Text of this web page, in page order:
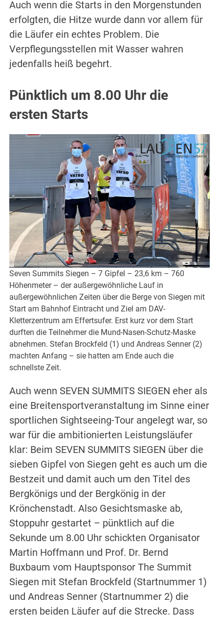
Auch wenn die Starts in den Morgenstunden
erfolgten, die Hitze wurde dann vor allem für
die Läufer ein echtes Problem. Die
Verpflegungsstellen mit Wasser wahren
jedenfalls heiß begehrt.
Pünktlich um 8.00 Uhr die
ersten Starts
Seven Summits Siegen – 7 Gipfel – 23,6 km – 760
Höhenmeter – der außergewöhnliche Lauf in
außergewöhnlichen Zeiten über die Berge von Siegen mit
Start am Bahnhof Eintracht und Ziel am DAV-
Kletterzentrum am Effertsufer. Erst kurz vor dem Start
durften die Teilnehmer die Mund-Nasen-Schutz-Maske
abnehmen. Stefan Brockfeld (1) und Andreas Senner (2)
machten Anfang – sie hatten am Ende auch die
schnellste Zeit.
Auch wenn SEVEN SUMMITS SIEGEN eher als
eine Breitensportveranstaltung im Sinne einer
sportlichen Sightseeing-Tour angelegt war, so
war für die ambitionierten Leistungsläufer
klar: Beim SEVEN SUMMITS SIEGEN über die
sieben Gipfel von Siegen geht es auch um die
Bestzeit und damit auch um den Titel des
Bergkönigs und der Bergkönig in der
Krönchenstadt. Also Gesichtsmaske ab,
Stoppuhr gestartet – pünktlich auf die
Sekunde um 8.00 Uhr schickten Organisator
Martin Hoffmann und Prof. Dr. Bernd
Buxbaum vom Hauptsponsor The Summit
Siegen mit Stefan Brockfeld (Startnummer 1)
und Andreas Senner (Startnummer 2) die
ersten beiden Läufer auf die Strecke. Dass